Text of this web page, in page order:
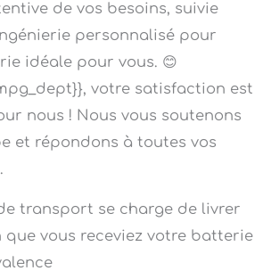
personnalisé pour
idéale pour vous. 😊
votre satisfaction est
nous ! Nous vous soutenons
et répondons à toutes vos
transport se charge de livrer
vous receviez votre batterie